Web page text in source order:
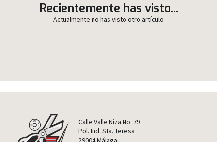
Recientemente has visto...
Actualmente no has visto otro artículo
Calle Valle Niza No. 79
Pol. Ind. Sta. Teresa
29004 Málaga